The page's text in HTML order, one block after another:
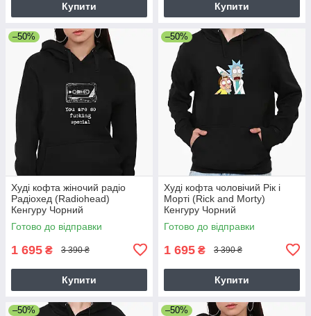
Купити Купити
–50%
Худі кофта жіночий радіо
Радіохед (Radiohead)
Кенгуру Чорний
Готово до відправки
1 695 ₴ 3 390 ₴
Купити
–50%
Худі кофта чоловічий Рік і
Морті (Rick and Morty)
Кенгуру Чорний
Готово до відправки
1 695 ₴ 3 390 ₴
Купити
–50% –50%